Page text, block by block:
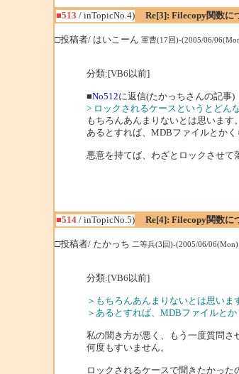
■513 / inTopicNo.4)
Re[3]: Filecopy関数に
□投稿者/ はいこーん 軍曹(17回)-(2005/06/
分類:[VB6以前]
■No512に返信(たかっちさんの記事)
> ロックされるケースというとどん
もちろんあんまりないとは思います。
あるとすれば、MDBファイルとかく
悪意を持てば、わざとロックさせて
■514/ inTopicNo.5)
Re[4]: Filecopy関数に
□投稿者/ たかっち 二等兵(3回)-(2005/06/
分類:[VB6以前]
＞もちろんあんまりないとは思いま
＞あるとすれば、MDBファイルとか
私の聞き方が悪く、もう一度質問さ
何度もすいません。
ロックされるケースで聞きたかった